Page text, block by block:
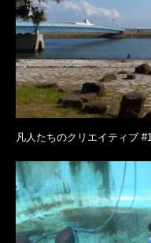
凡人たちのクリエイティブ #1